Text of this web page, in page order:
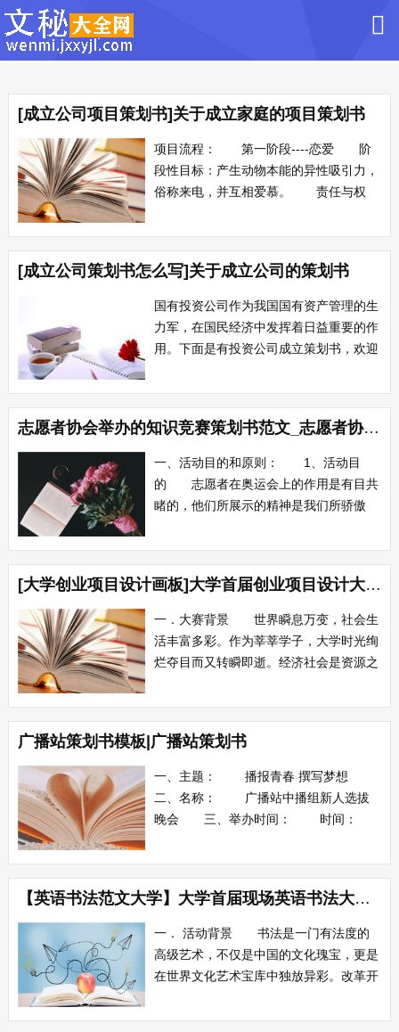
[成立公司项目策划书]关于成立家庭的项目策划书
项目流程： 第一阶段----恋爱 阶
段性目标：产生动物本能的异性吸引力，
俗称来电，并互相爱慕。 责任与权
尽情散发荷尔蒙（雄性 雌性），并有责
任让乙方获得愉悦与陶醉，同时享有乙方
提供的愉悦与陶醉的权利；乙方（男或
女）需尽情地被甲方所吸引，同时需散发
出一定的...
[成立公司策划书怎么写]关于成立公司的策划书
国有投资公司作为我国国有资产管理的生
力军，在国民经济中发挥着日益重要的作
用。下面是有投资公司成立策划书，欢迎
一、投资公司的定义及业务范围 本处
所指的投资公司，或投资管理有限公司，
是指按照《中华人民共和国公司法》等法
律法规的规定，由自然人、企业法人与其
它社会组织...
志愿者协会举办的知识竞赛策划书范文_志愿者协会举办的知识竞赛策划书
一、活动目的和原则： 1、活动目
的 志愿者在奥运会上的作用是有目共
睹的，他们所展示的精神是我们所骄傲
栋梁的我们，我们难道不应该向他们学习
吗，为志愿者事业贡献自己的力量。就以
这国际志愿者日的机会我院青年志愿者协
会组织了这次环保知识竞赛，这样我们才
能更好的宣传...
[大学创业项目设计画板]大学首届创业项目设计大赛策划书
一．大赛背景 世界瞬息万变，社会生
活丰富多彩。作为莘莘学子，大学时光绚
烂夺目而又转瞬即逝。经济社会是资源之
拥有一颗睿智的头脑。既然你有追求的自
由，既然时代给予你机会，理应舒展身
心，谋求一生最大的幸福。 创业的冲
动蕴藏在年轻朋友的心中，创业大赛将给
你提供一展...
广播站策划书模板|广播站策划书
一、主题： 播报青春 撰写梦想
二、名称： 广播站中播组新人选拔
晚会 三、举办时间： 时间：
时 四、演出场所： 9号楼报告
厅 五、主办单位： 黄淮学院广播
站 六、协办单位： 待定
七、形式： 一台以中播组新成员竞
选为...
【英语书法范文大学】大学首届现场英语书法大赛策划书
一． 活动背景 书法是一门有法度的
高级艺术，不仅是中国的文化瑰宝，更是
在世界文化艺术宝库中独放异彩。改革开
50XX年悠久文化的天朝大国，更是开始